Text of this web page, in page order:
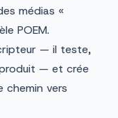
médias «
POEM.
— il teste,
— et crée
chemin vers